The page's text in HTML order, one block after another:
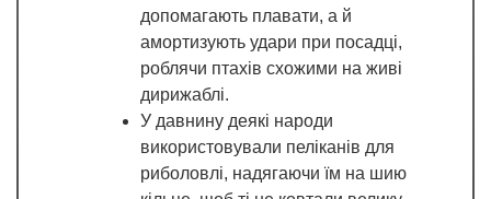
допомагають плавати, а й
амортизують удари при посадці,
роблячи птахів схожими на живі
дирижаблі.
У давнину деякі народи
використовували пеліканів для
риболовлі, надягаючи їм на шию